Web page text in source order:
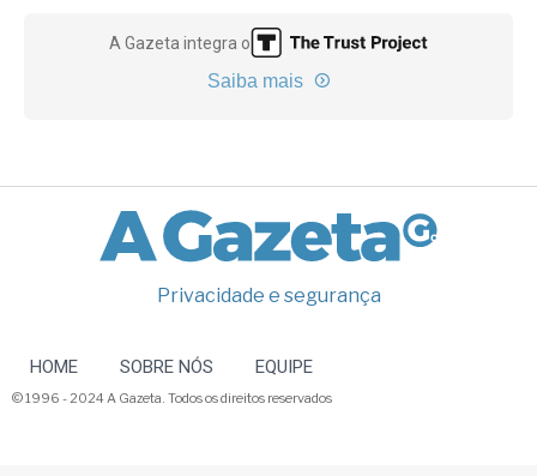
A Gazeta integra o
Saiba mais
Privacidade e segurança
HOME SOBRE NÓS EQUIPE
© 1996 - 2024 A Gazeta. Todos os direitos reservados